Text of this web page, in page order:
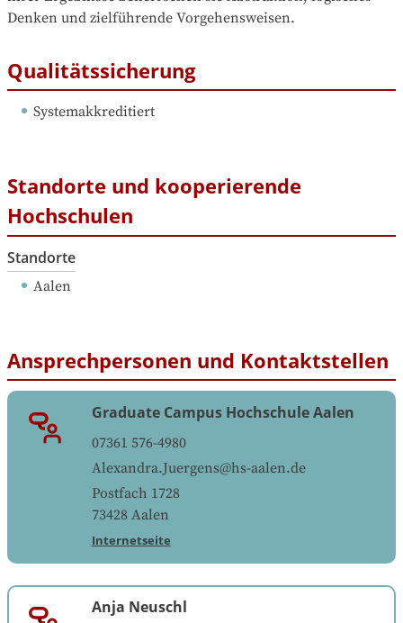
Denken und zielführende Vorgehensweisen.
Qualitätssicherung
Systemakkreditiert
Standorte und kooperierende
Hochschulen
Standorte
Aalen
Ansprechpersonen und Kontaktstellen
Graduate Campus Hochschule Aalen
07361 576-4980
Alexandra.Juergens@hs-aalen.de
Postfach 1728
73428 Aalen
Internetseite
Anja Neuschl